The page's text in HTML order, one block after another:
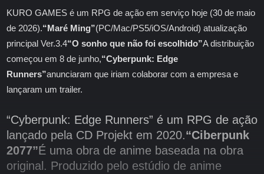
KURO GAMES é um RPG de ação em serviço hoje (30 de maio
de 2026).“Maré Ming”(PC/Mac/PS5/iOS/Android) atualização
principal Ver.3.4“O sonho que não foi escolhido”A distribuição
começou em 8 de junho,“Cyberpunk: Edge
Runners”anunciaram que iriam colaborar com a empresa e
lançaram um trailer.
“Cyberpunk: Edge Runners” é um RPG de ação
lançado pela CD Projekt em 2020.“Ciberpunk
2077”É uma obra de anime baseada na obra
original. Produzido pelo estúdio de anime